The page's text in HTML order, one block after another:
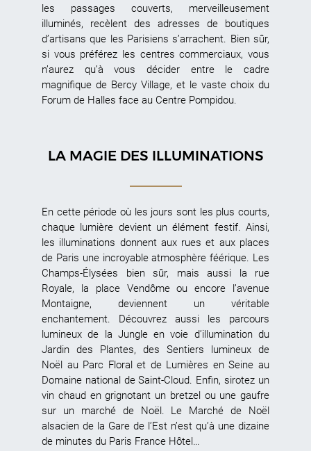
les passages couverts, merveilleusement
illuminés, recèlent des adresses de boutiques
d’artisans que les Parisiens s’arrachent. Bien sûr,
si vous préférez les centres commerciaux, vous
n’aurez qu’à vous décider entre le cadre
magnifique de Bercy Village, et le vaste choix du
Forum de Halles face au Centre Pompidou.
LA MAGIE DES ILLUMINATIONS
En cette période où les jours sont les plus courts,
chaque lumière devient un élément festif. Ainsi,
les illuminations donnent aux rues et aux places
de Paris une incroyable atmosphère féérique. Les
Champs-Élysées bien sûr, mais aussi la rue
Royale, la place Vendôme ou encore l’avenue
Montaigne, deviennent un véritable
enchantement. Découvrez aussi les parcours
lumineux de la Jungle en voie d’illumination du
Jardin des Plantes, des Sentiers lumineux de
Noël au Parc Floral et de Lumières en Seine au
Domaine national de Saint-Cloud. Enfin, sirotez un
vin chaud en grignotant un bretzel ou une gaufre
sur un marché de Noël. Le Marché de Noël
alsacien de la Gare de l’Est n’est qu’à une dizaine
de minutes du Paris France Hôtel…